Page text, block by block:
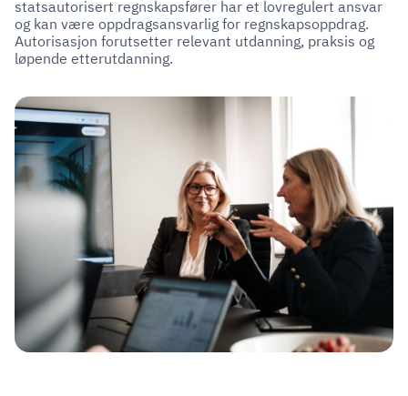
statsautorisert regnskapsfører har et lovregulert ansvar
og kan være oppdragsansvarlig for regnskapsoppdrag.
Autorisasjon forutsetter relevant utdanning, praksis og
løpende etterutdanning.